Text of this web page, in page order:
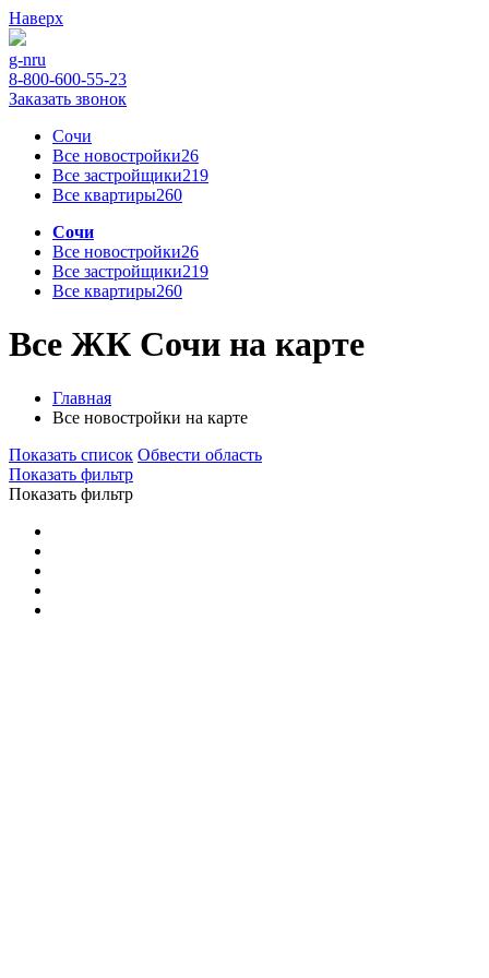
Наверх
g-nru
8-800-600-55-23
Заказать звонок
Сочи
Все новостройки26
Все застройщики219
Все квартиры260
Сочи
Все новостройки26
Все застройщики219
Все квартиры260
Все ЖК Сочи на карте
Главная
Все новостройки на карте
Показать список Обвести область
Показать фильтр
Показать фильтр